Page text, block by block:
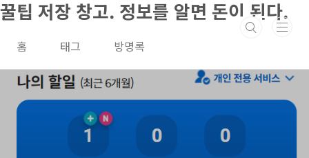
본문 바로가기
꿀팁 저장 창고. 정보를 알면 돈이 된다.
홈 태그 방명록